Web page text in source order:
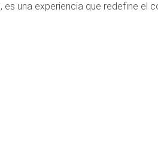
una experiencia que redefine el